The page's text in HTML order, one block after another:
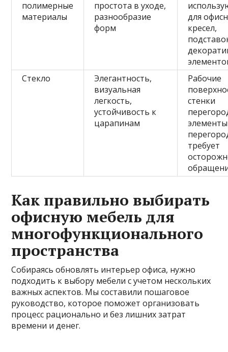
полимерные
материалы
простота в уходе,
разнообразие
форм
для
кресел,
Стекло
Элегантность,
визуальная
легкость,
устойчивость к
царапинам
Рабочие
стенки
элементы
требует
Как правильно выбирать
офисную мебель для
многофункционального
пространства
Собираясь обновлять интерьер офиса, нужно
подходить к выбору мебели с учетом нескольких
важных аспектов. Мы составили пошаговое
руководство, которое поможет организовать
процесс рационально и без лишних затрат
времени и денег.